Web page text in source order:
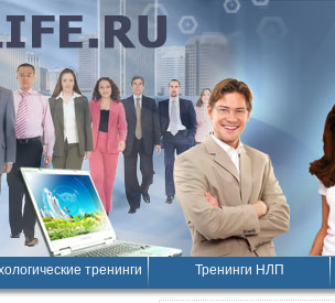
тренинги Тренинги НЛП